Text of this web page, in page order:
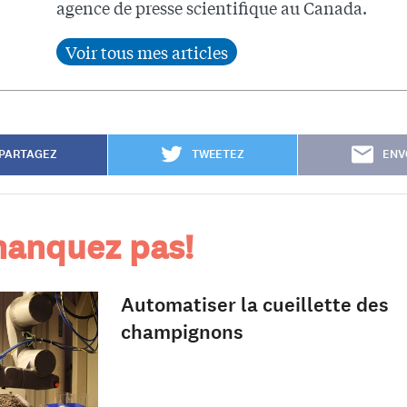
agence de presse scientifique au Canada.
TWEETEZ
pas!
Automatiser la cueillette des
champignons